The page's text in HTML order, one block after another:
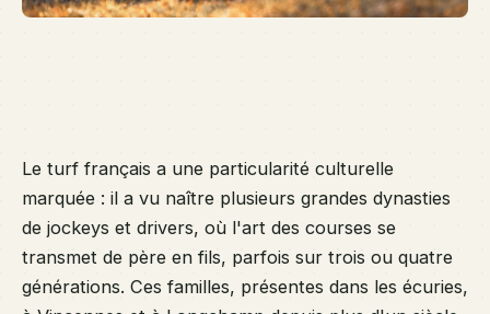
Le turf français a une particularité culturelle
marquée : il a vu naître plusieurs grandes dynasties
de jockeys et drivers, où l'art des courses se
transmet de père en fils, parfois sur trois ou quatre
générations. Ces familles, présentes dans les écuries,